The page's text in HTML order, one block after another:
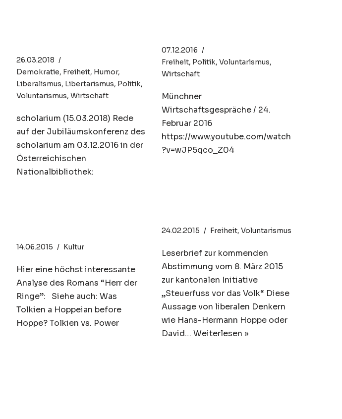
26.03.2018
Demokratie, Freiheit, Humor,
Liberalismus, Libertarismus, Politik,
Voluntarismus, Wirtschaft
scholarium (15.03.2018) Rede
auf der Jubiläumskonferenz des
scholarium am 03.12.2016 in der
Österreichischen
Nationalbibliothek:
07.12.2016
Freiheit, Politik, Voluntarismus,
Wirtschaft
Münchner
Wirtschaftsgespräche / 24.
Februar 2016
https://www.youtube.com/watch
?v=wJP5qco_Z04
14.06.2015 Kultur
Hier eine höchst interessante
Analyse des Romans “Herr der
Ringe”: Siehe auch: Was
Tolkien a Hoppeian before
Hoppe? Tolkien vs. Power
24.02.2015 Freiheit, Voluntarismus
Leserbrief zur kommenden
Abstimmung vom 8. März 2015
zur kantonalen Initiative
„Steuerfuss vor das Volk“ Diese
Aussage von liberalen Denkern
wie Hans-Hermann Hoppe oder
David… Weiterlesen »